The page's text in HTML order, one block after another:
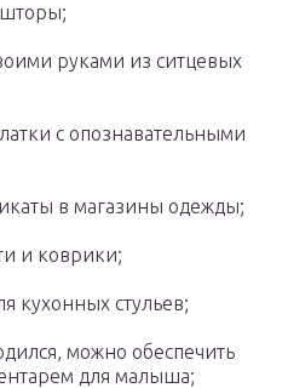
руками из ситцевых
с опознавательными
в магазины одежды;
и коврики;
кухонных стульев;
можно обеспечить
для малыша;